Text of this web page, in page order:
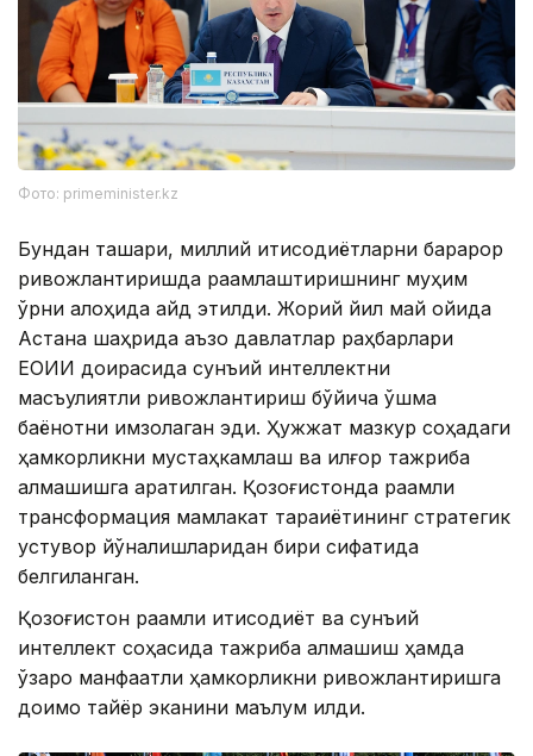
Фото: primeminister.kz
Бундан ташқари, миллий иқтисодиётларни барқарор
ривожлантиришда рақамлаштиришнинг муҳим
ўрни алоҳида қайд этилди. Жорий йил май ойида
Астана шаҳрида аъзо давлатлар раҳбарлари
ЕОИИ доирасида сунъий интеллектни
масъулиятли ривожлантириш бўйича қўшма
баёнотни имзолаган эди. Ҳужжат мазкур соҳадаги
ҳамкорликни мустаҳкамлаш ва илғор тажриба
алмашишга қаратилган. Қозоғистонда рақамли
трансформация мамлакат тараққиётининг стратегик
устувор йўналишларидан бири сифатида
белгиланган.
Қозоғистон рақамли иқтисодиёт ва сунъий
интеллект соҳасида тажриба алмашиш ҳамда
ўзаро манфаатли ҳамкорликни ривожлантиришга
доимо тайёр эканини маълум қилди.